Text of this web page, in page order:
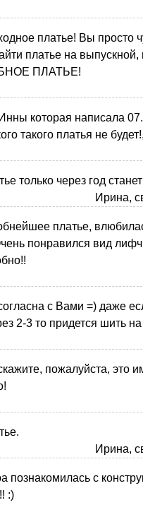
платье! Вы просто
платье на
ПЛАТЬЕ!
которая написала
такого платья не
только через год
Ирина,
платье,
понравился вид
с Вами =) даже
2-3 то придется шить
пожалуйста, это
Ирина,
познакомилась с
:)